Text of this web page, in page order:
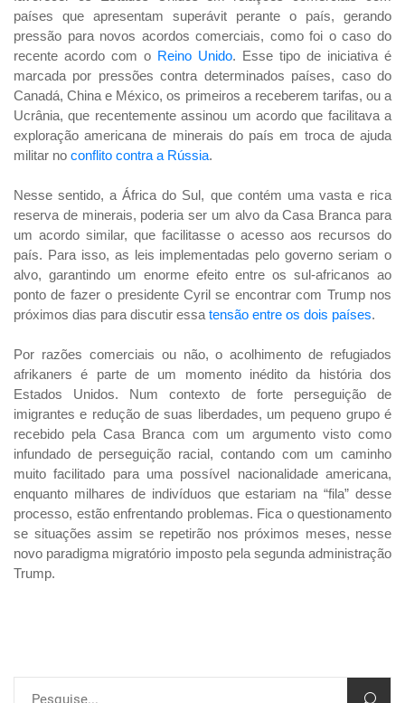
países que apresentam superávit perante o país, gerando
pressão para novos acordos comerciais, como foi o caso do
recente acordo com o Reino Unido. Esse tipo de iniciativa é
marcada por pressões contra determinados países, caso do
Canadá, China e México, os primeiros a receberem tarifas, ou a
Ucrânia, que recentemente assinou um acordo que facilitava a
exploração americana de minerais do país em troca de ajuda
militar no conflito contra a Rússia.
Nesse sentido, a África do Sul, que contém uma vasta e rica
reserva de minerais, poderia ser um alvo da Casa Branca para
um acordo similar, que facilitasse o acesso aos recursos do
país. Para isso, as leis implementadas pelo governo seriam o
alvo, garantindo um enorme efeito entre os sul-africanos ao
ponto de fazer o presidente Cyril se encontrarcom Trump nos
próximos dias para discutir essa tensão entre os dois países.
Por razões comerciais ou não, o acolhimento de refugiados
afrikaners é parte de um momento inédito da história dos
Estados Unidos. Num contexto de forte perseguição de
imigrantes e redução de suas liberdades, um pequeno grupo é
recebido pela Casa Branca com um argumento visto como
infundado de perseguição racial, contando com um caminho
muito facilitado para uma possível nacionalidade americana,
enquanto milhares de indivíduos que estariam na “fila” desse
processo, estão enfrentando problemas. Fica o questionamento
se situações assim se repetirão nos próximos meses, nesse
novo paradigma migratório imposto pela segunda administração
Trump.